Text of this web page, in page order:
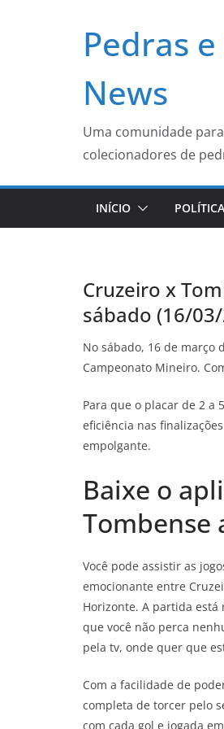
Pedras
News
Uma comunidade
colecionadores de
INÍCIO
Cruzeiro x
sábado (16/
No sábado, 16 de março
Campeonato Mineiro.
Para que o placar de 2 a
eficiência nas
empolgante.
Baixe o
Tombense
Você pode assistir as
emocionante entre
Horizonte. A partida está
que você não perca
pela tv, onde quer que
Com a facilidade de
completa de torcer pelo
com cada gol e jogada